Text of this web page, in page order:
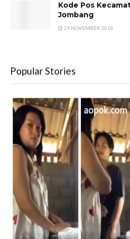
Kode Pos
Jombang
29 NOVEMBER 2016
Popular Stories